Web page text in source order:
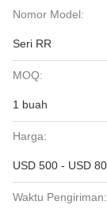
Nomor Model:
Seri RR
MOQ:
1 buah
Harga:
USD 500 - USD
Waktu Pengiriman: